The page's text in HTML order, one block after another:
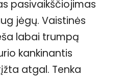
pasivaikščiojimas
jėgų. Vaistinės
labai trumpą
kankinantis
atgal. Tenka